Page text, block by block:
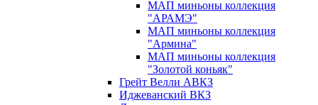
МАП миньоны коллекция
"АРАМЭ"
МАП миньоны коллекция
"Армина"
МАП миньоны коллекция
"Золотой коньяк"
Грейт Велли АВКЗ
Иджеванский ВКЗ